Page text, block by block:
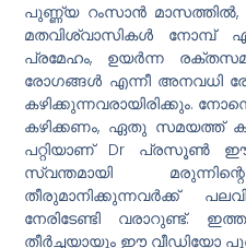
പുണ്ണ്യ റംസാൻ മാസത്തിൽ,
മതവിശ്വാസികൾ നോമ്പ്
പ്രമേഹം, ഉയർന്ന
രോഗങ്ങൾ എന്നീ അനവധി
കഴിക്കുന്നവരായിരിക്കും.
കഴിക്കണം, ഏതു സമയത്ത്
പറ്റിയാണ് Dr പ്രസൂൺ
സ്വന്തമായി
തീരുമാനിക്കുന്നവർക്ക്
നേരിടേണ്ടി വരാറുണ്ട്.
തീർച്ചയായും ഈ വീഡിയോ